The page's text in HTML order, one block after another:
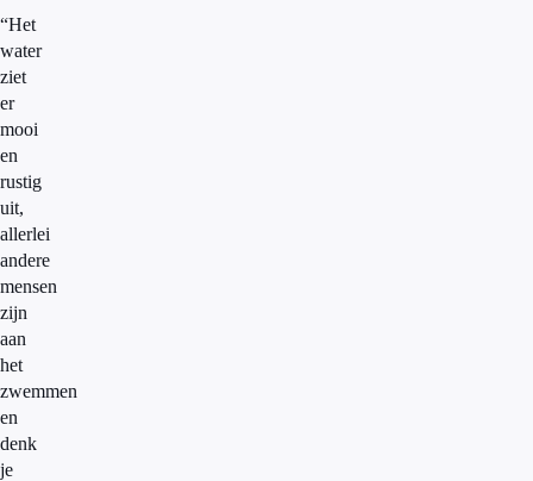
“Het
water
ziet
er
mooi
en
rustig
uit,
allerlei
andere
mensen
zijn
aan
het
zwemmen
en
denk
je